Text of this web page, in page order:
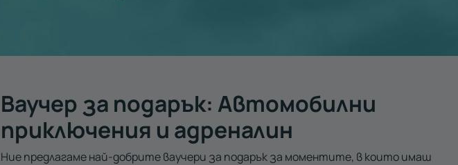
Ваучер за подарък: Автомобилни
приключения и адреналин
Ние предлагаме най-добрите ваучери за подарък за моментите, в които имаш